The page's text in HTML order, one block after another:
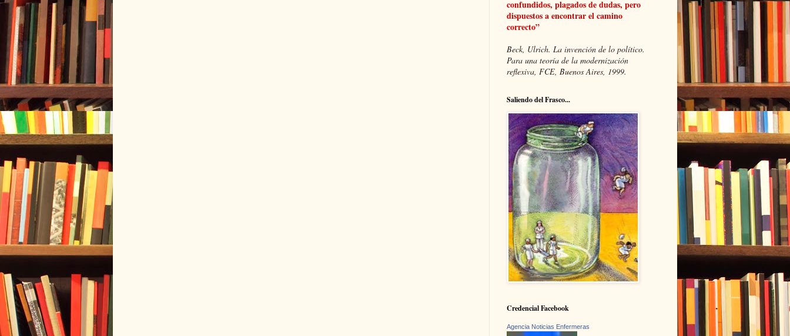
confundidos, plagados de dudas, pero
dispuestos a encontrar el camino
correcto”
Beck, Ulrich. La invención de lo político.
Para una teoría de la modernización
reflexiva, FCE, Buenos Aires, 1999.
Saliendo del Frasco...
Credencial Facebook
Agencia Noticias Enfermeras